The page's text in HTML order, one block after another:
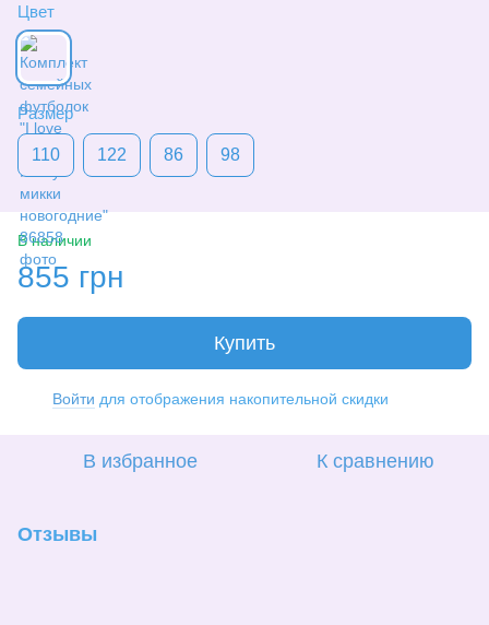
Цвет
Размер
110 122 86 98
В наличии
855 грн
Купить
Войти для отображения накопительной скидки
В избранное К сравнению
Отзывы